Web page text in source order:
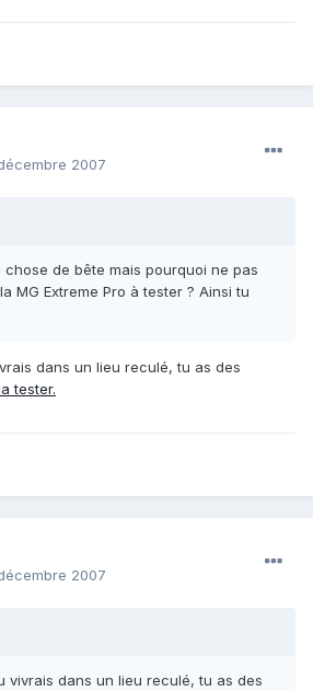
2007
de bête mais pourquoi ne pas
MG Extreme Pro à tester ? Ainsi tu
dans un lieu reculé, tu as des
tester.
2007
vivrais dans un lieu reculé, tu as des